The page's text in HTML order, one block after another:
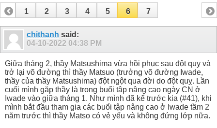
1
2 3 4 5 6 7
chithanh said:
04-10-2022 04:38 PM
Giữa tháng 2, thầy Matsushima vừa hồi phục sau đột quỵ và
trở lại võ đường thì thầy Matsuo (trưởng võ đường Iwade,
thầy của thầy Matsushima) đột ngột qua đời do đột quỵ. Lần
cuối mình gặp thầy là trong buổi tập nâng cao ngày CN ở
Iwade vào giữa tháng 1. Như mình đã kể trước kia (#41), khi
mình bắt đầu tham gia các buổi tập nâng cao ở Iwade tầm 2
năm trước thì thầy Matso có vẻ yếu và không đứng lớp nữa.